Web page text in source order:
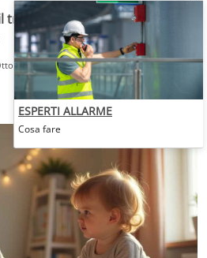
trattamento più adatto per
2025
ESPERTI ALLARME
Cosa fare